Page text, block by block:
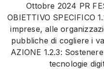
Ottobre 2024 PR
OBIETTIVO SPECIFICO
imprese, alle
pubbliche di cogliere i
AZIONE 1.2.3:
tecnologie